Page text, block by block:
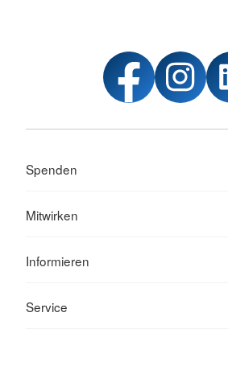
Spenden
Mitwirken
Informieren
Service